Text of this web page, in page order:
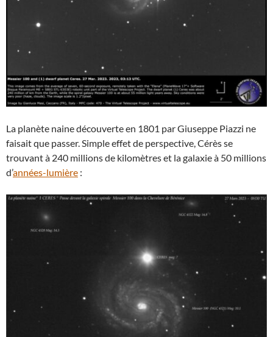
La planète naine découverte en 1801 par Giuseppe Piazzi ne
faisait que passer. Simple effet de perspective, Cérès se
trouvant à 240 millions de kilomètres et la galaxie à 50 millions
d’années-lumière :